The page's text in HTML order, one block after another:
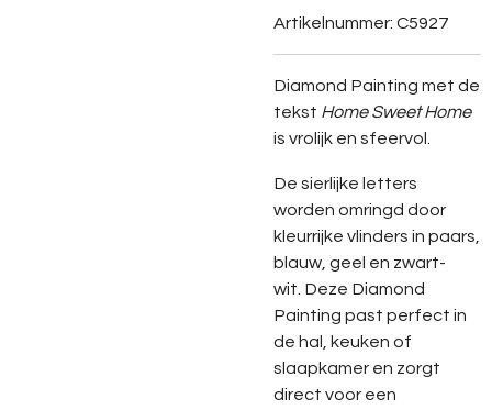
Artikelnummer: C5927
Diamond Painting met de
tekst Home Sweet Home
is vrolijk en sfeervol.
De sierlijke letters
worden omringd door
kleurrijke vlinders in paars,
blauw, geel en zwart-
wit. Deze Diamond
Painting past perfect in
de hal, keuken of
slaapkamer en zorgt
direct voor een